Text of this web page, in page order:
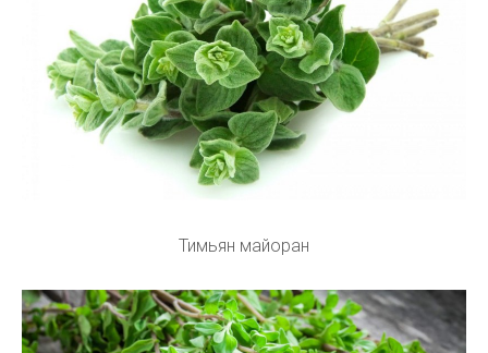
Тимьян майоран